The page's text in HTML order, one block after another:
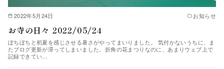
2022年5月24日 お知らせ
お寺の日々 2022/05/24
ぼちぼちと初夏を感じさせる暑さがやってまいりました。 気付かないうちに、ま
たブログ更新が滞ってしまいました。折角の花まつりなのに、あまりウェブ上で
記録できてい…